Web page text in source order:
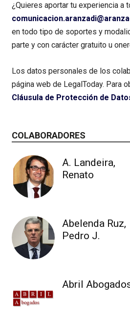
¿Quieres aportar tu experiencia a
en todo tipo de soportes y
parte y con carácter gratuito u
Los datos personales de los
página web de LegalToday. Para
Cláusula de Protección de
COLABORADORES
A. Landeira,
Renato
Abelenda Ruz,
Pedro J.
Abril